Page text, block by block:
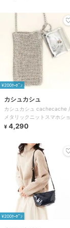
¥200ｸｰﾎﾟﾝ
カシュカシュ
カシュカシュ cachecache /
メタリックニットスマホショ
ダーバッグ
¥ 4,290
¥200ｸｰﾎﾟﾝ